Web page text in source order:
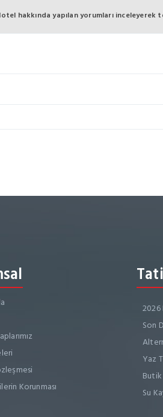
hakkında yapılan yorumları
Korunması
2026
Son
Yaz
Su